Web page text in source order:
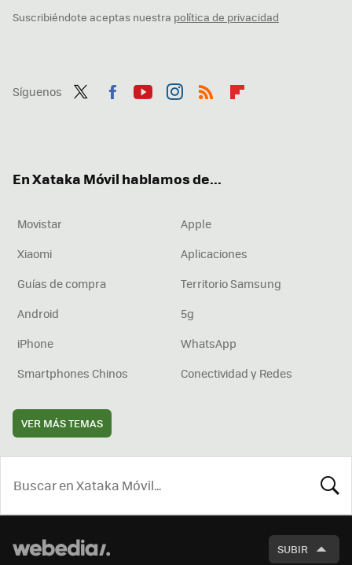
Suscribiéndote aceptas nuestra política de privacidad
Síguenos
En Xataka Móvil hablamos de...
Movistar
Apple
Xiaomi
Aplicaciones
Guías de compra
Territorio Samsung
Android
5g
iPhone
WhatsApp
Smartphones Chinos
Conectividad y Redes
VER MÁS TEMAS
SUBIR